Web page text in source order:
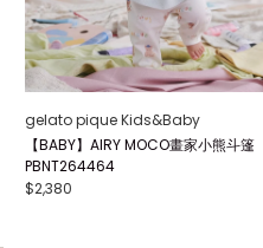
gelato pique Kids&Baby
【BABY】AIRY MOCO畫家小熊斗篷
PBNT264464
$2,380